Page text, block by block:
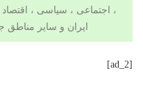
، اجتماعی ، سیاسی ، اقتصاد
ایران و سایر مناطق
[ad_2]